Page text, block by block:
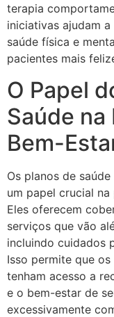
terapia
iniciativas ajudam
saúde física e
pacientes mais
O Papel
Saúde na
Bem-
Os planos de
um papel crucial na
Eles oferecem
serviços que vão
incluindo cuidados
Isso permite que
tenham acesso a
e o bem-estar de
excessivamente